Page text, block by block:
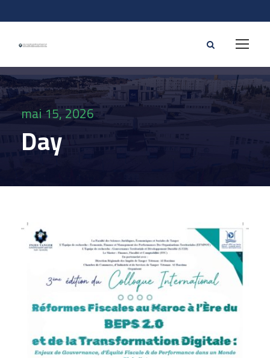
mai 15, 2026
Day